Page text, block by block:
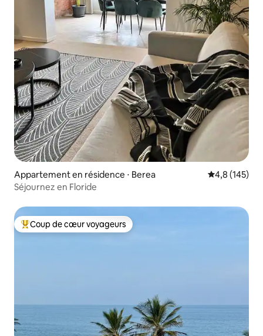
Appartement en résidence ⋅ Berea Évaluation
4,8 (145)
Séjournez en Floride
Coups de cœur voyageurs les plus appréciés
Coup de cœur voyageurs